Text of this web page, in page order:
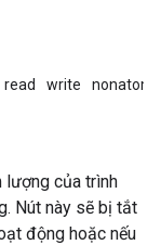
read write
lượng của trình
Nút này sẽ bị tắt
động hoặc nếu